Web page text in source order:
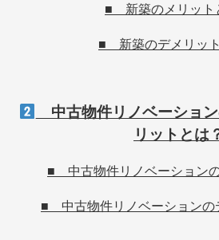
■ 新築のメリット
■ 新築のデメリッ
中古物件リノベーショ
リットとは
■ 中古物件リノベーション
■ 中古物件リノベーションの